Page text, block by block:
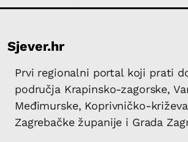
Sjever.hr
Prvi regionalni portal koji prati
područja Krapinsko-zagorske,
Međimurske, Koprivničko-
Zagrebačke županije i Grada